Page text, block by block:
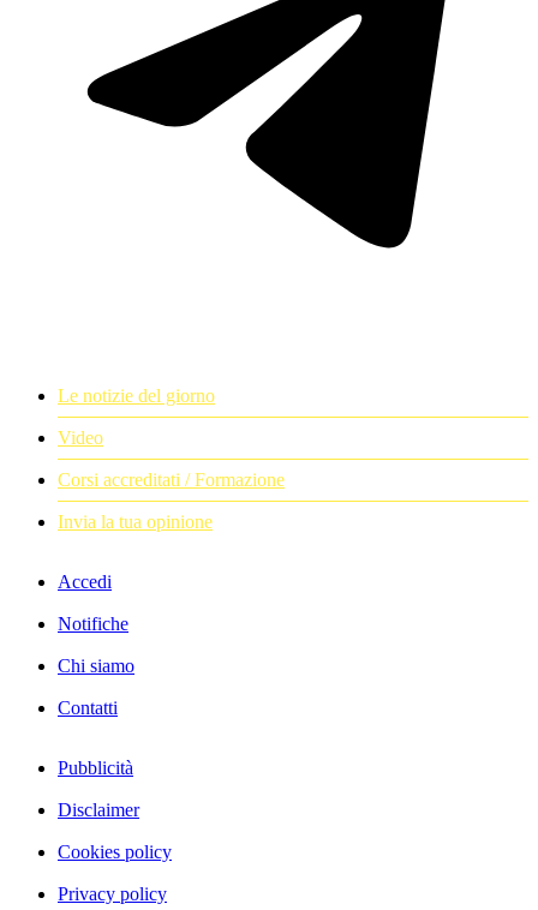
Le notizie del giorno
Video
Corsi accreditati / Formazione
Invia la tua opinione
Accedi
Notifiche
Chi siamo
Contatti
Pubblicità
Disclaimer
Cookies policy
Privacy policy